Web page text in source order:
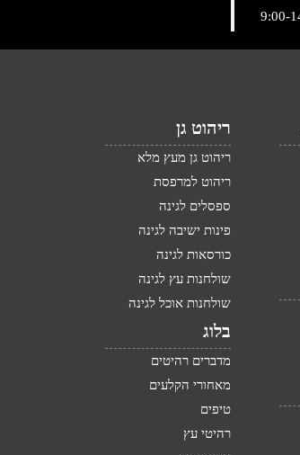
ריהוט גן
ריהוט גן מעץ מלא
ריהוט למרפסת
ספסלים לגינה
פינות ישיבה לגינה
כורסאות לגינה
שולחנות עץ לגינה
שולחנות אוכל לגינה
בלוג
מדברים רהיטים
מאחורי הקלעים
טיפים
רהיטי עץ